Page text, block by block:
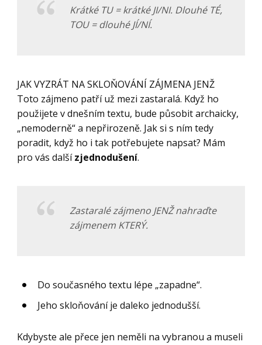
Krátké TU = krátké JI/NI. Dlouhé TÉ,
TOU = dlouhé JÍ/NÍ.
JAK VYZRÁT NA SKLOŇOVÁNÍ ZÁJMENA JENŽ
Toto zájmeno patří už mezi zastaralá. Když ho
použijete v dnešním textu, bude působit archaicky,
„nemoderně“ a nepřirozeně. Jak si s ním tedy
poradit, když ho i tak potřebujete napsat? Mám
pro vás dalšízjednodušení.
Zastaralé zájmeno JENŽ nahraďte
zájmenem KTERÝ.
Do současného textu lépe „zapadne“.
Jeho skloňování je daleko jednodušší.
Kdybyste ale přece jen neměli na vybranou a museli